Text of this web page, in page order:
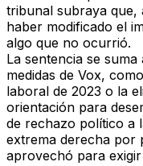
tribunal subraya que,
haber modificado el
algo que no ocurrió.
La sentencia se
medidas de Vox,
laboral de 2023 o la
orientación para
de rechazo político a
extrema derecha por
aprovechó para